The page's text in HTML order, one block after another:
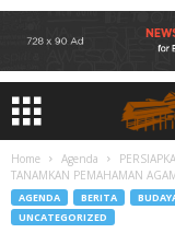
Home Agenda
TANAMKAN PEMAHAMAN
AGENDA BERITA
UNCATEGORIZED